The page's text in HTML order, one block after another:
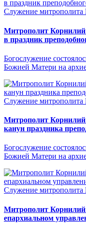
Служение митрополита
Митрополит
в праздник
Богослужение
Божией Матери на
Служение митрополита
Митрополит Корнилий
канун праздника
Богослужение
Божией Матери на
Служение митрополита
Митрополит Корнилий
епархиальном